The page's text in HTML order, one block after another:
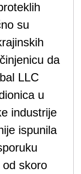
su
da
LLC
u
industrije
ispunila
skoro